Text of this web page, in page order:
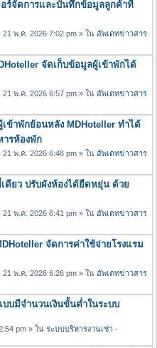
ร์จัดการและบันทึกข้อมูลลูกค้าที่
พ.ค. 2026 7:02 pm » ใน อัพเดทข่าวสาร
จัดเก็บข้อมูลผู้เข้าพักได้
พ.ค. 2026 6:57 pm » ใน อัพเดทข่าวสาร
ข้าพักย้อนหลัง MDHoteller ทำได้
ารห้องพัก
พ.ค. 2026 6:48 pm » ใน อัพเดทข่าวสาร
ดียว ปรับผังห้องได้ยืดหยุ่น ด้วย
พ.ค. 2026 6:41 pm » ใน อัพเดทข่าวสาร
จัดการค่าใช้จ่ายโรงแรม
พ.ค. 2026 6:26 pm » ใน อัพเดทข่าวสาร
บมีจำนวนเงินขั้นต่ำในระบบ
pm » ใน ระบบบริหารงานเช่า -